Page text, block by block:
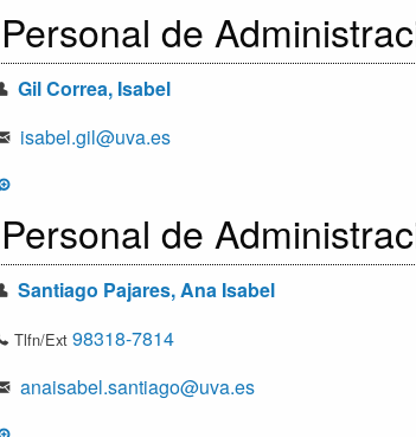
Personal de
Gil Correa, Isabel
isabel.gil@uva.es
Personal de
Santiago Pajares, Ana Isabel
Tlfn/Ext 98318-7814
anaisabel.santiago@uva.es